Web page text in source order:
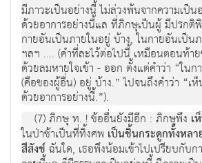
มีภาวะเป็นอย่างนี้ ไม่ล่วงพ้นจากความเป็น
ด้วยอาการอย่างนี้แล ที่ภิกษุเป็นผู้ มีปรกติ
กายอันเป็นภายในอยู่ บ้าง, ในกายอันเป็น
ฯลฯ .... (คำที่ละไว้ต่อไปนี้ เหมือนตอนท้า
ด้วยลมหายใจเข้า - ออก ตั้งแต่คำว่า “ใน
(คือของผู้อื่น) อยู่ บ้าง.” ไปจนถึงคำว่า “เ
ด้วยอาการอย่างนี้.”).
(7) ภิกษุ ท. ! ข้ออื่นยังมีอีก : ภิกษุพึง เ
ในป่าช้าเป็นที่ทิ้งศพ เป็นชิ้นกระดูกทั้งหล
สีสังข์ฉันใด, เธอพึงน้อมเข้าไปเปรียบกับ